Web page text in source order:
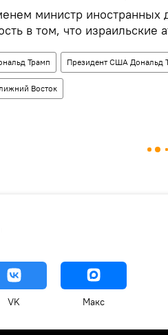
министр иностранных
в том, что израильские
Трамп Президент США Дональд
Восток
VK Макс